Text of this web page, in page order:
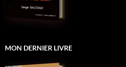
MON DERNIER LIVRE